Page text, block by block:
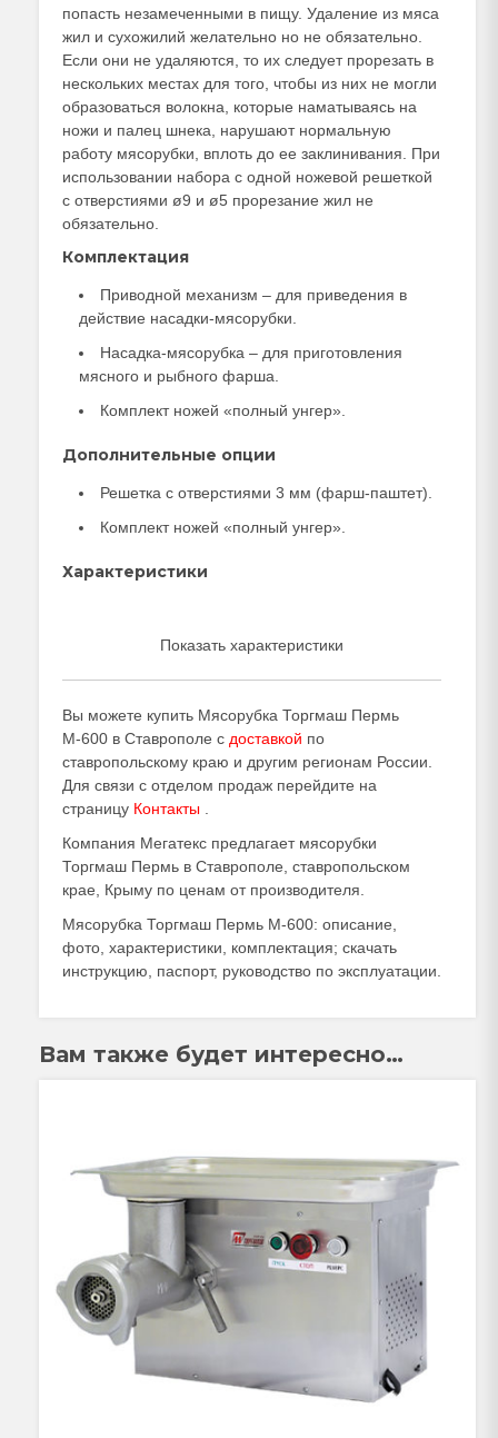
попасть незамеченными в пищу. Удаление из мяса
жил и сухожилий желательно но не обязательно.
Если они не удаляются, то их следует прорезать в
нескольких местах для того, чтобы из них не могли
образоваться волокна, которые наматываясь на
ножи и палец шнека, нарушают нормальную
работу мясорубки, вплоть до ее заклинивания. При
использовании набора с одной ножевой решеткой
с отверстиями ø9 и ø5 прорезание жил не
обязательно.
Комплектация
Приводной механизм – для приведения в
действие насадки-мясорубки.
Насадка-мясорубка – для приготовления
мясного и рыбного фарша.
Комплект ножей «полный унгер».
Дополнительные опции
Решетка с отверстиями 3 мм (фарш-паштет).
Комплект ножей «полный унгер».
Характеристики
Показать характеристики
Вы можете купить Мясорубка Торгмаш Пермь
М-600 в Ставрополе с доставкой по
ставропольскому краю и другим регионам России.
Для связи с отделом продаж перейдите на
страницу Контакты
Компания Мегатекс предлагает мясорубки
Торгмаш Пермь в Ставрополе, ставропольском
крае, Крыму по ценам от производителя.
Мясорубка Торгмаш Пермь М-600: описание,
фото, характеристики, комплектация; скачать
инструкцию, паспорт, руководство по эксплуатации.
Вам также будет интересно…